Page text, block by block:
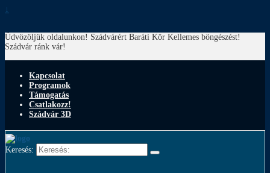
↓
Üdvözöljük oldalunkon! Szádvárért Baráti Kör Kellemes böngészést!
Szádvár ránk vár!
Kapcsolat
Programok
Támogatás
Csatlakozz!
Szádvár 3D
Keresés: